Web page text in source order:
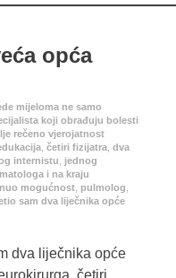
opća
mijeloma ne samo
koji obrađuju bolesti
rečeno vjerojatnost
četiri fizijatra dva
internistu
jednog
i na kraju
mogućnost pulmolog
sam dva liječnika opće
dva liječnika opće